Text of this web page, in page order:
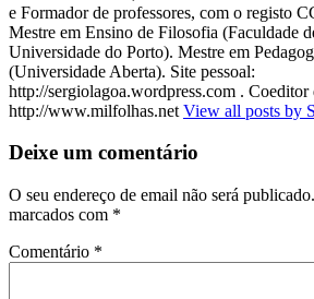
e Formador de professores, com o registo
Mestre em Ensino de Filosofia (Faculdade
Universidade do Porto). Mestre em
(Universidade Aberta). Site pessoal:
http://sergiolagoa.wordpress.com .
http://www.milfolhas.net View all posts by
Deixe um comentário
O seu endereço de email não será publicado.
marcados com *
Comentário *